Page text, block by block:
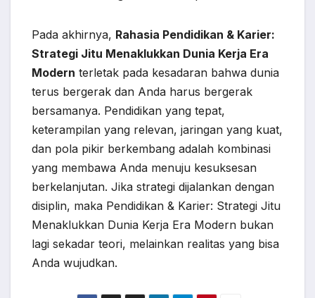
Pada akhirnya, Rahasia Pendidikan & Karier:
Strategi Jitu Menaklukkan Dunia Kerja Era
Modern terletak pada kesadaran bahwa dunia
terus bergerak dan Anda harus bergerak
bersamanya. Pendidikan yang tepat,
keterampilan yang relevan, jaringan yang kuat,
dan pola pikir berkembang adalah kombinasi
yang membawa Anda menuju kesuksesan
berkelanjutan. Jika strategi dijalankan dengan
disiplin, maka Pendidikan & Karier: Strategi Jitu
Menaklukkan Dunia Kerja Era Modern bukan
lagi sekadar teori, melainkan realitas yang bisa
Anda wujudkan.